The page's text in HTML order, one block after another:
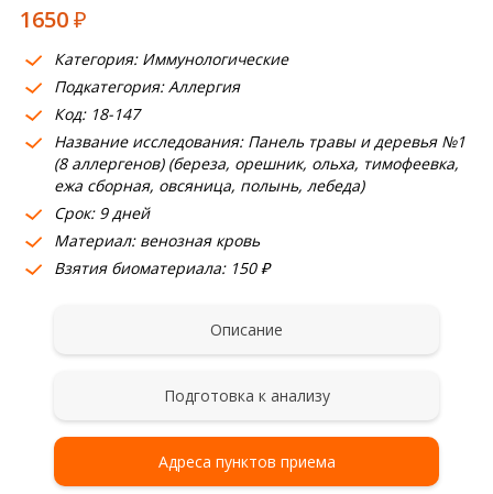
Пациентам
О компании
Где сдать
Партнерам
1650₽
Категория: Иммунологические
Подкатегория: Аллергия
Код: 18-147
Название исследования: Панель травы и деревья №1
(8 аллергенов) (береза, орешник, ольха, тимофеевка,
ежа сборная, овсяница, полынь, лебеда)
Срок: 9 дней
Материал: венозная кровь
Взятия биоматериала: 150 ₽
Описание
Подготовка к анализу
Адреса пунктов приема